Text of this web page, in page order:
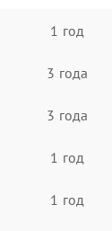
1 год
3 года
3 года
1 год
1 год